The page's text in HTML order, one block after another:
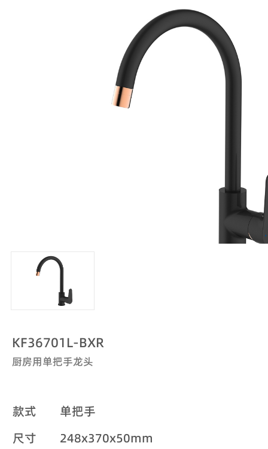
KF36701L-BXR
厨房用单把手龙头
款式
单把手
尺寸
248x370x50mm